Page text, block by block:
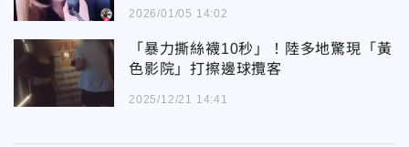
2026/01/05 14:02
「暴力撕絲襪10秒」！陸多地驚現「黃
色影院」打擦邊球攬客
2025/12/21 14:41